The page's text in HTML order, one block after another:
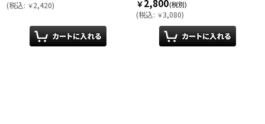
(税込: ￥2,420) ￥2,800(税別)
(税込: ￥3,080)